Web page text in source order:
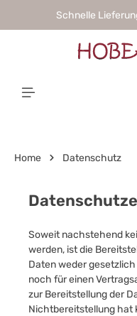
springenSchnelle
Home Datenschutz
Soweit nachstehend
werden, ist die
Daten weder
noch für einen
zur Bereitstellung der
Nichtbereitstellung hat